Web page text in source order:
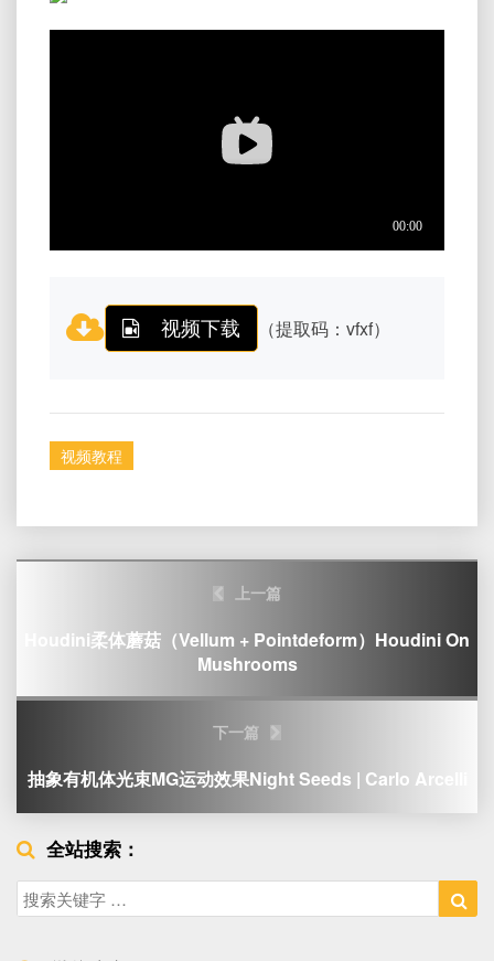
视频下载 （提取码：vfxf）
视频教程
上一篇
Houdini柔体蘑菇（Vellum + Pointdeform）Houdini On
Mushrooms
下一篇
抽象有机体光束MG运动效果Night Seeds | Carlo Arcelli
全站搜索：
Search
for: